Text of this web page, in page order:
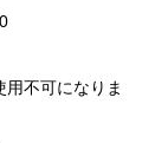
不可になりま